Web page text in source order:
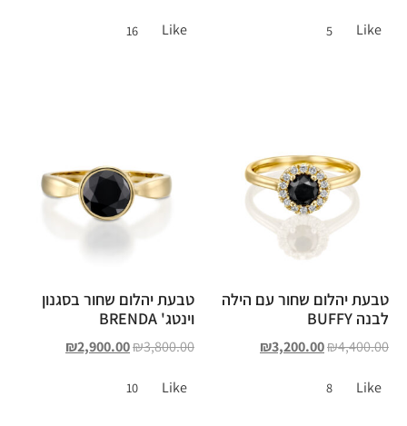
Like
5
Like
16
טבעת יהלום שחור עם הילה
לבנה BUFFY
₪4,400.00
₪3,200.00
Like
8
טבעת יהלום שחור בסגנון
וינטג' BRENDA
₪3,800.00
₪2,900.00
Like
10